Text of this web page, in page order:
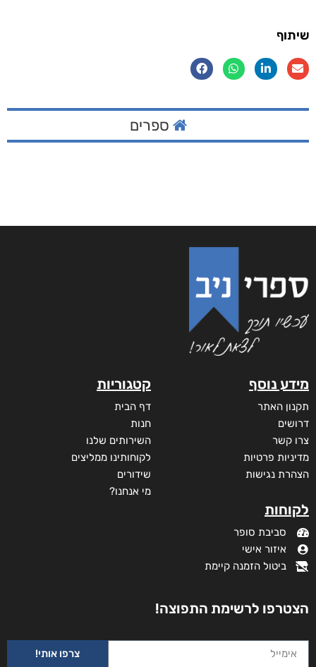
שיתוף
ספרים
מידע נוסף
תקנון האתר
דרושים
צרו קשר
מדיניות פרטיות
הצהרת נגישות
לקוחות
סביבת סופר
איזור אישי
ביטול הזמנה קיימת
קטגוריות
דף הבית
חנות
השירותים שלנו
לקוחותינו ממליצים
שידורים
מי אנחנו?
הצטרפו לרשימת התפוצה!
צרפו אותי!